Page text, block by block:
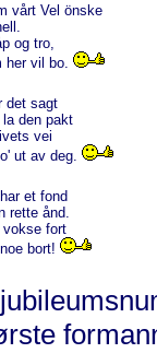
vårt Vel önske
og tro,
her vil bo.
det sagt
den pakt
vei
ut av deg.
et fond
rette ånd.
vokse fort
bort!